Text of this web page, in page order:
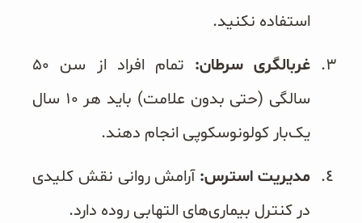
استفاده نکنید.
غربالگری سرطان:
تمام افراد از سن ۵۰
سالگی (حتی بدون علامت) باید هر ۱۰ سال
یک‌بار کولونوسکوپی انجام دهند.
مدیریت استرس: آرامش روانی نقش کلیدی
در کنترل بیماری‌های التهابی روده دارد.